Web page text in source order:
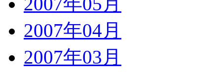
2007年04月
2007年03月